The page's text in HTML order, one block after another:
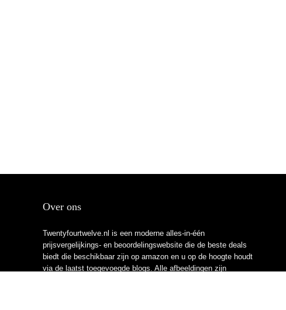
Over ons
Twentyfourtwelve.nl is een moderne alles-in-één
prijsvergelijkings- en beoordelingswebsite die de beste deals
biedt die beschikbaar zijn op amazon en u op de hoogte houdt
via de laatst toegevoegde blogs. Alle afbeeldingen zijn